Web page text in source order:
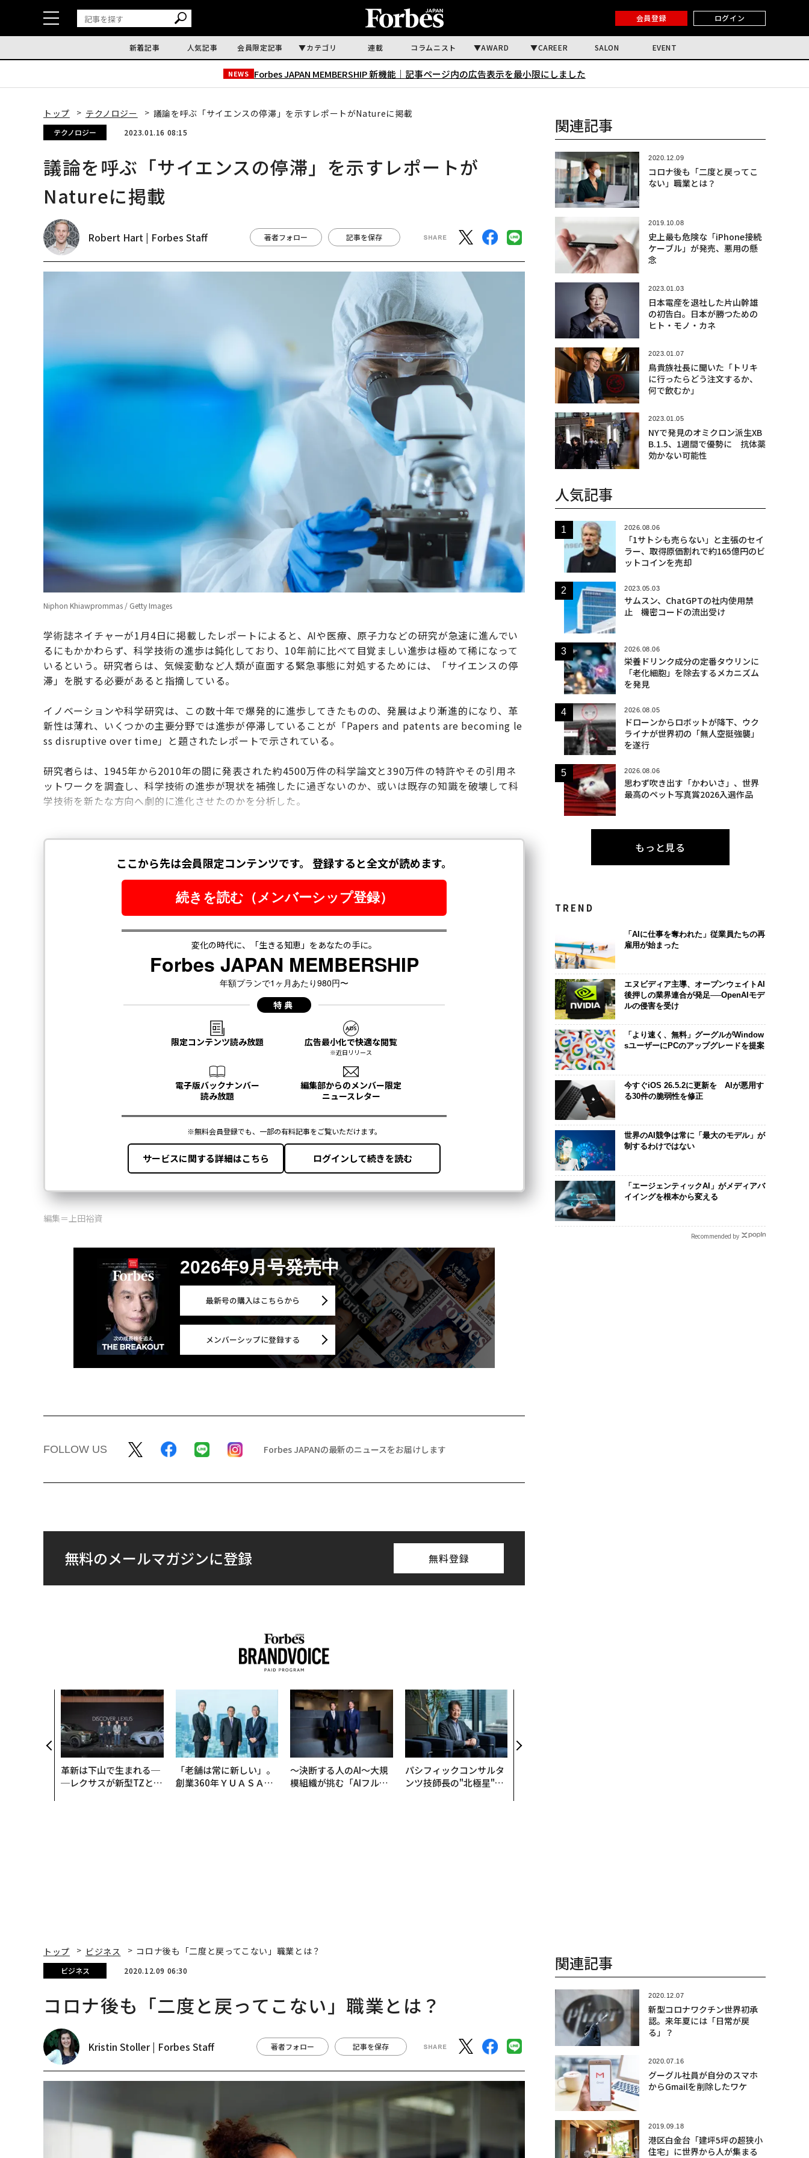
会員登録 ログイン
新着記事 人気記事 会員限定記事 カテゴリ 連載 コラムニスト AWARD CAREER SALON EVENT
NEWS Forbes JAPAN MEMBERSHIP 新機能｜ 記事ページ内の広告表示を最小限にしました
トップ テクノロジー 議論を呼ぶ「サイエンスの停滞」を示すレポートがNatureに掲載
テクノロジー 2023.01.16 08:15
議論を呼ぶ「サイエンスの停滞」を示すレポートが
Natureに掲載
Robert Hart | Forbes Staff 著者フォロー 記事を保存
Niphon Khiawprommas / Getty Images
学術誌ネイチャーが1月4日に掲載したレポートによると、AIや医療、原子力などの研究が急速に進んでい
るにもかかわらず、科学技術の進歩は鈍化しており、10年前に比べて目覚ましい進歩は極めて稀になって
いるという。研究者らは、気候変動など人類が直面する緊急事態に対処するためには、「サイエンスの停
滞」を脱する必要があると指摘している。
イノベーションや科学研究は、この数十年で爆発的に進歩してきたものの、発展はより漸進的になり、革
新性は薄れ、いくつかの主要分野では進歩が停滞していることが「Papers and patents are becoming le
ss disruptive over time」と題されたレポートで示されている。
研究者らは、1945年から2010年の間に発表された約4500万件の科学論文と390万件の特許やその引用ネ
ットワークを調査し、科学技術の進歩が現状を補強したに過ぎないのか、或いは既存の知識を破壊して科
学技術を新たな方向へ劇的に進化させたのかを分析した。
編集＝上田裕資
2026年9月号発売中
最新号の購入はこちらから
メンバーシップに登録する
FOLLOW US Forbes JAPANの最新のニュースをお届けします
無料のメールマガジンに登録 無料登録
革新は下山で生まれる─
─レクサスが新型TZとE
「老舗は常に新しい」。
創業360年ＹＵＡＳＡと
〜決断する人のAI〜大規
模組織が挑む「AIフル実
パシフィックコンサルタ
ンツ技師長の"北極星"。
関連記事
2020.12.09
コロナ後も「二度と戻ってこ
ない」職業とは？
2019.10.08
史上最も危険な「iPhone接続
ケーブル」が発売、悪用の懸
念
2023.01.03
日本電産を退社した片山幹雄
の初告白。日本が勝つための
ヒト・モノ・カネ
2023.01.07
鳥貴族社長に聞いた「トリキ
に行ったらどう注文するか、
何で飲むか」
2023.01.05
NYで発見のオミクロン派生XB
B.1.5、1週間で優勢に 抗体薬
効かない可能性
人気記事
2026.08.06
「1サトシも売らない」と主張のセイ
ラー、取得原価割れで約165億円のビ
ットコインを売却
2023.05.03
サムスン、ChatGPTの社内使用禁
止 機密コードの流出受け
2026.08.06
栄養ドリンク成分の定番タウリンに
「老化細胞」を除去するメカニズム
を発見
2026.08.05
ドローンからロボットが降下、ウク
ライナが世界初の「無人空挺強襲」
を遂行
2026.08.06
思わず吹き出す「かわいさ」、世界
最高のペット写真賞2026入選作品
もっと見る
TREND
「AIに仕事を奪われた」従業員たちの再
雇用が始まった
エヌビディア主導、オープンウェイトAI
後押しの業界連合が発足──OpenAIモデ
ルの侵害を受け
「より速く、無料」グーグルがWindow
sユーザーにPCのアップグレードを提案
今すぐiOS 26.5.2に更新を AIが悪用す
る30件の脆弱性を修正
世界のAI競争は常に「最大のモデル」が
制するわけではない
「エージェンティックAI」がメディアバ
イイングを根本から変える
Recommended by
トップ ビジネス コロナ後も「二度と戻ってこない」職業とは？
ビジネス 2020.12.09 06:30
コロナ後も「二度と戻ってこない」職業とは？
Kristin Stoller | Forbes Staff 著者フォロー 記事を保存
関連記事
2020.12.07
新型コロナワクチン世界初承
認。来年夏には「日常が戻
る」？
2020.07.16
グーグル社員が自分のスマホ
からGmailを削除したワケ
2019.09.18
港区白金台「建坪5坪の超狭小
住宅」に世界から人が集まる